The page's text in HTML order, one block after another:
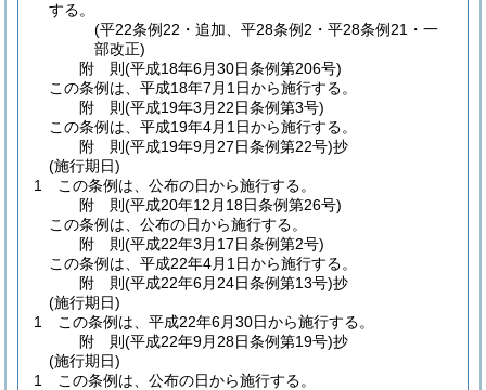
する。
(平22条例22・追加、平28条例2・平28条例21・一
部改正)
附 則(平成18年6月30日条例第206号)
この条例は、平成18年7月1日から施行する。
附 則(平成19年3月22日条例第3号)
この条例は、平成19年4月1日から施行する。
附 則(平成19年9月27日条例第22号)抄
(施行期日)
1
この条例は、公布の日から施行する。
附 則(平成20年12月18日条例第26号)
この条例は、公布の日から施行する。
附 則(平成22年3月17日条例第2号)
この条例は、平成22年4月1日から施行する。
附 則(平成22年6月24日条例第13号)抄
(施行期日)
1
この条例は、平成22年6月30日から施行する。
附 則(平成22年9月28日条例第19号)抄
(施行期日)
1
この条例は、公布の日から施行する。